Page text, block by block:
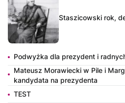
Staszicowski rok,
Podwyżka dla prezydent i
Mateusz Morawiecki w Pile i
kandydata na prezydenta
TEST